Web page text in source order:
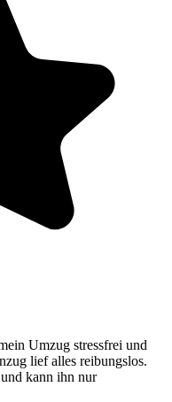
Umzug stressfrei und
lief alles reibungslos.
kann ihn nur